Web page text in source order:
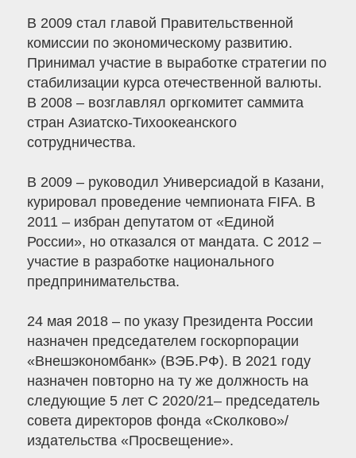
В 2009 стал главой Правительственной
комиссии по экономическому развитию.
Принимал участие в выработке стратегии по
стабилизации курса отечественной валюты.
В 2008 – возглавлял оргкомитет саммита
стран Азиатско-Тихоокеанского
сотрудничества.
В 2009 – руководил Универсиадой в Казани,
курировал проведение чемпионата FIFA. В
2011 – избран депутатом от «Единой
России», но отказался от мандата. С 2012 –
участие в разработке национального
предпринимательства.
24 мая 2018 – по указу Президента России
назначен председателем госкорпорации
«Внешэкономбанк» (ВЭБ.РФ). В 2021 году
назначен повторно на ту же должность на
следующие 5 лет С 2020/21– председатель
совета директоров фонда «Сколково»/
издательства «Просвещение».